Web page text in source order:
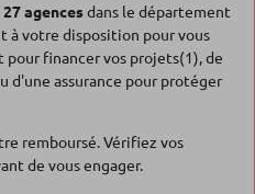
27 agencesdans le département
à votre disposition pour vous
pour financer vos projets(1), de
d'une assurance pour protéger
remboursé. Vérifiez vos
de vous engager.